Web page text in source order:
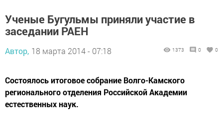
Ученые Бугульмы приняли участие в
заседании РАЕН
Автор, 18 марта 2014 - 07:18 1373 0 0
Состоялось итоговое собрание Волго-Камского
регионального отделения Российской Академии
естественных наук.